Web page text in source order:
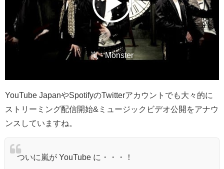
嵐 - Monster
YouTube JapanやSpotifyのTwitterアカウントでも大々的に
ストリーミング配信開始&ミュージックビデオ公開をアナウ
ンスしていますね。
ついに嵐が YouTube に・・・！